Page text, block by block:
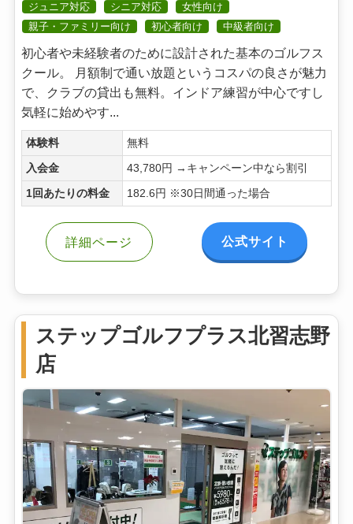
ジュニア対応
シニア対応
女性向け
親子・ファミリー向け
初心者向け 中級者向け
初心者や未経験者のために設計された基本のゴルフス
クール。 月額制で通い放題というコスパの良さが魅力
で、クラブの貸出も無料。インドア練習が中心ですし
気軽に始めやす...
体験料 無料
入会金 43,780円 →キャンペーン中なら割引
1回あたりの料金 182.6円 ※30日間通った場合
詳細ページ 公式サイト
ステップゴルフプラス北習志野
店